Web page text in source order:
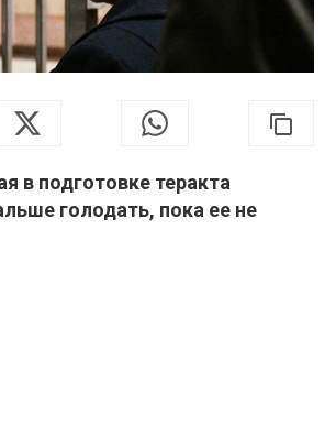
в подготовке теракта
голодать, пока ее не